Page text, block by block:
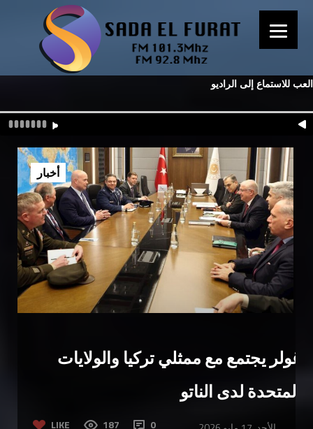
العب للاستماع إلى الراديو
غولر يجتمع مع ممثلي تركيا والولايات
المتحدة لدى الناتو
LIKE 187 0
أخبار